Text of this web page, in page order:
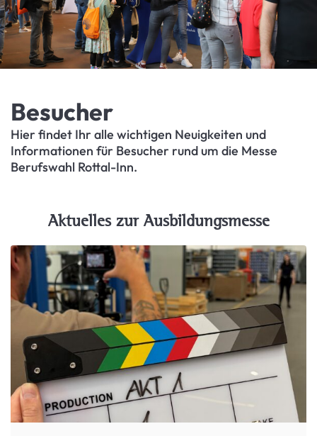
Besucher
Hier findet Ihr alle wichtigen Neuigkeiten und
Informationen für Besucher rund um die Messe
Berufswahl Rottal-Inn.
Aktuelles zur Ausbildungsmesse